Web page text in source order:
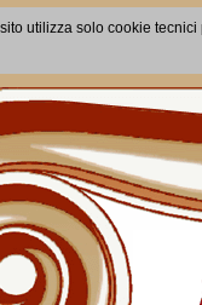
sito utilizza solo cookie